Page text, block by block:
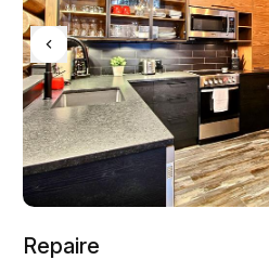
Repaire